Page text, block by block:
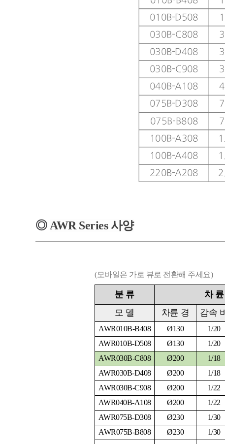
◎ AWR Series 사양
(모바일은 가로 뷰로 전환해 주세요)
분 류 차 륜
모 델 차륜 경 감속 비
AWR010B-B408 Ø130 1/20
AWR010B-D508
Ø130 1/20
AWR030B-C808
Ø200 1/18
AWR030B-D408
Ø200 1/18
AWR030B-C908
Ø200 1/22
AWR040B-A108
Ø200 1/22
AWR075B-D308
Ø230 1/30
AWR075B-B808
Ø230 1/30